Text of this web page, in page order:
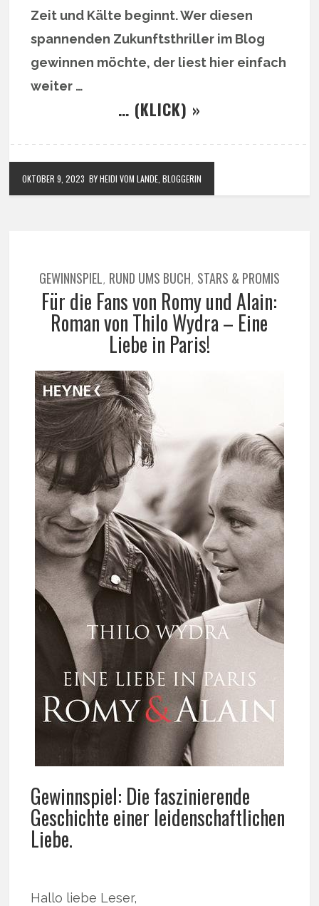
Zeit und Kälte beginnt. Wer diesen
spannenden Zukunftsthriller im Blog
gewinnen möchte, der liest hier einfach
weiter …
… (KLICK) »
OKTOBER 9, 2023 BY HEIDI VOM LANDE, BLOGGERIN
GEWINNSPIEL, RUND UMS BUCH, STARS & PROMIS
Für die Fans von Romy und Alain:
Roman von Thilo Wydra – Eine
Liebe in Paris!
Gewinnspiel: Die faszinierende
Geschichte einer leidenschaftlichen
Liebe.
Hallo liebe Leser,